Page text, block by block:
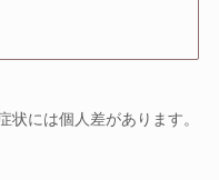
状には個人差があります。